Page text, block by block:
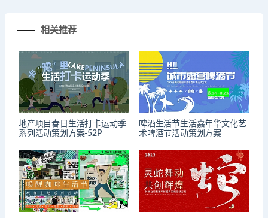
相关推荐
地产项目春日生活打卡运动季
系列活动策划方案-52P
啤酒生活节生活嘉年华文化艺
术啤酒节活动策划方案